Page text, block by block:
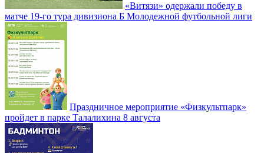
«Витязи» одержали победу в
матче 19-го тура дивизиона Б Молодежной футбольной лиги
Праздничное мероприятие «Физкультпарк»
пройдет в парке Талалихина 8 августа